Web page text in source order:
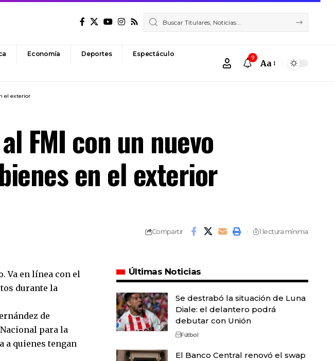
Economía Deportes Espectáculo 9
Font
Aa
el exterior
FMI con un nuevo
en el exterior
Compartir 1 lectura mínima
Va en línea con el
durante la
de
para la
a quienes tengan
Últimas Noticias
Se destrabó la situación de Luna
Diale: el delantero podrá
debutar con Unión
Fútbol
El Banco Central renovó el swap